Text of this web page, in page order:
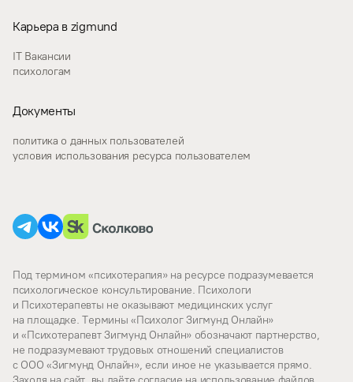
Карьера в zigmund
IT Вакансии
психологам
Документы
политика о данных пользователей
условия использования ресурса пользователем
Под термином «психотерапия» на ресурсе подразумевается
психологическое консультирование. Психологи
и Психотерапевты не оказывают медицинских услуг
на площадке. Термины «Психолог Зигмунд Онлайн»
и «Психотерапевт Зигмунд Онлайн» обозначают партнерство,
не подразумевают трудовых отношений специалистов
с ООО «Зигмунд Онлайн», если иное не указывается прямо.